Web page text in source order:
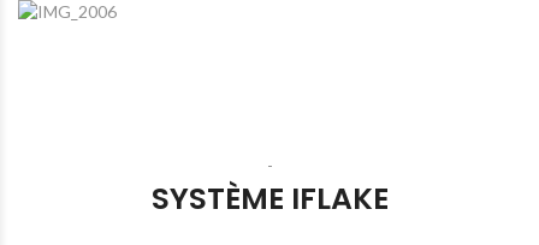
-
SYSTÈME IFLAKE